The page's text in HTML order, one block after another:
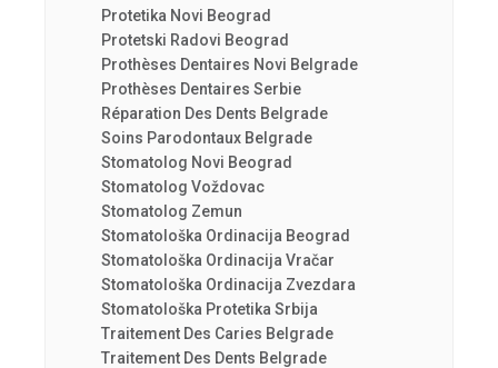
Protetika Novi Beograd
Protetski Radovi Beograd
Prothèses Dentaires Novi Belgrade
Prothèses Dentaires Serbie
Réparation Des Dents Belgrade
Soins Parodontaux Belgrade
Stomatolog Novi Beograd
Stomatolog Voždovac
Stomatolog Zemun
Stomatološka Ordinacija Beograd
Stomatološka Ordinacija Vračar
Stomatološka Ordinacija Zvezdara
Stomatološka Protetika Srbija
Traitement Des Caries Belgrade
Traitement Des Dents Belgrade